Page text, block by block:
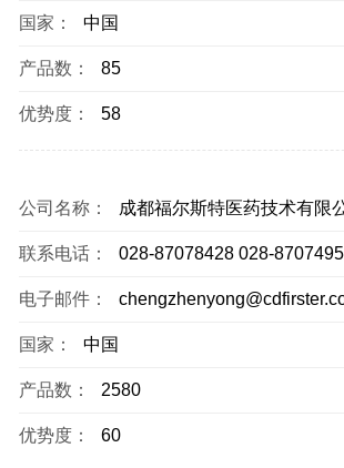
国家： 中国
产品数： 85
优势度： 58
公司名称： 成都福尔斯特医药技术有限
联系电话： 028-87078428 028-
电子邮件：
国家： 中国
产品数： 2580
优势度： 60